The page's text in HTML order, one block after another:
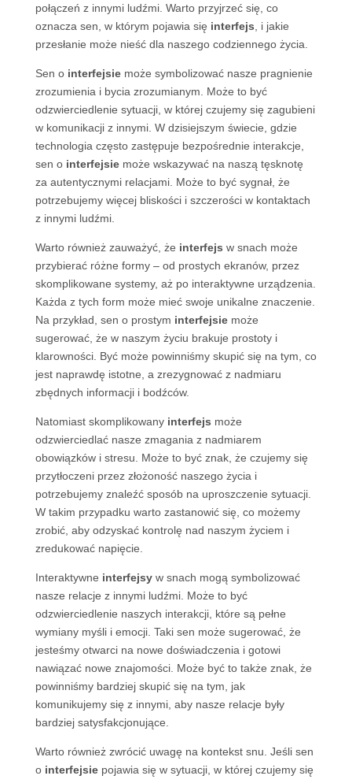
połączeń z innymi ludźmi. Warto przyjrzeć się, co
oznacza sen, w którym pojawia się interfejs , i jakie
przesłanie może nieść dla naszego codziennego życia.
Sen o interfejsiemoże symbolizować nasze pragnienie
zrozumienia i bycia zrozumianym. Może to być
odzwierciedlenie sytuacji, w której czujemy się zagubieni
w komunikacji z innymi. W dzisiejszym świecie, gdzie
technologia często zastępuje bezpośrednie interakcje,
sen o interfejsiemoże wskazywać na naszą tęsknotę
za autentycznymi relacjami. Może to być sygnał, że
potrzebujemy więcej bliskości i szczerości w kontaktach
z innymi ludźmi.
Warto również zauważyć, że interfejs w snach może
przybierać różne formy – od prostych ekranów, przez
skomplikowane systemy, aż po interaktywne urządzenia.
Każda z tych form może mieć swoje unikalne znaczenie.
Na przykład, sen o prostym interfejsiemoże
sugerować, że w naszym życiu brakuje prostoty i
klarowności. Być może powinniśmy skupić się na tym, co
jest naprawdę istotne, a zrezygnować z nadmiaru
zbędnych informacji i bodźców.
Natomiast skomplikowany interfejs może
odzwierciedlać nasze zmagania z nadmiarem
obowiązków i stresu. Może to być znak, że czujemy się
przytłoczeni przez złożoność naszego życia i
potrzebujemy znaleźć sposób na uproszczenie sytuacji.
W takim przypadku warto zastanowić się, co możemy
zrobić, aby odzyskać kontrolę nad naszym życiem i
zredukować napięcie.
Interaktywne interfejsyw snach mogą symbolizować
nasze relacje z innymi ludźmi. Może to być
odzwierciedlenie naszych interakcji, które są pełne
wymiany myśli i emocji. Taki sen może sugerować, że
jesteśmy otwarci na nowe doświadczenia i gotowi
nawiązać nowe znajomości. Może być to także znak, że
powinniśmy bardziej skupić się na tym, jak
komunikujemy się z innymi, aby nasze relacje były
bardziej satysfakcjonujące.
Warto również zwrócić uwagę na kontekst snu. Jeśli sen
o interfejsiepojawia się w sytuacji, w której czujemy się